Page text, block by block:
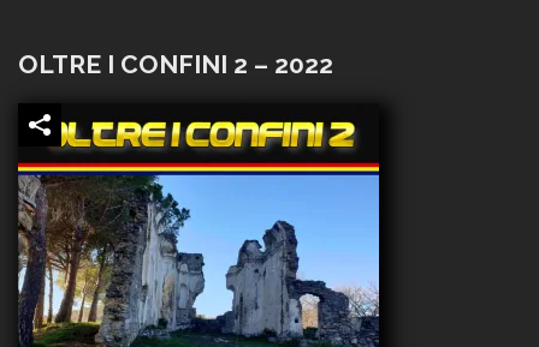
OLTRE I CONFINI 2 – 2022